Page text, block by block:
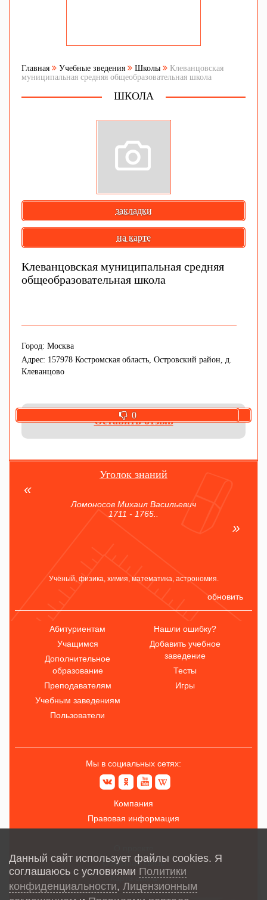
Главная Учебные зведения Школы
Клеванцовская
муниципальная средняя общеобразовательная школа
ШКОЛА
закладки
на карте
Клеванцовская муниципальная средняя
общеобразовательная школа
Город: Москва
Адрес: 157978 Костромская область, Островский район, д.
Клеванцово
Оставить отзыв
0
Уголок знаний
Ломоносов Михаил Васильевич
1711 - 1765..
Учёный, физика, химия, математика, астрономия.
обновить
Абитуриентам
Учащимся
Дополнительное
образование
Преподавателям
Учебным заведениям
Пользователи
Нашли ошибку?
Добавить учебное
заведение
Тесты
Игры
Мы в социальных сетях:
Компания
Правовая информация
Обратная связь
Карта сайта
Данный сайт использует файлы cookies. Я
соглашаюсь с условиями Политики
конфиденциальности, Лицензионным